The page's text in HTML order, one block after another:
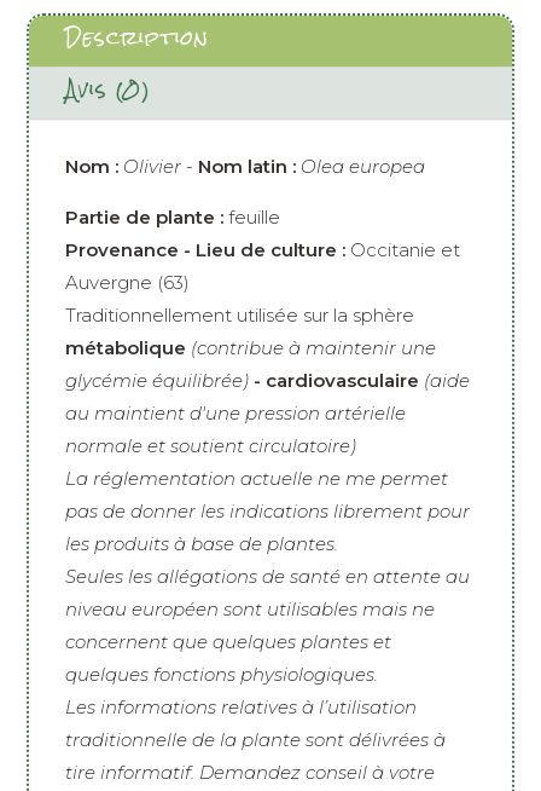
Description
Avis (0)
Nom : Olivier - Nom latin : Olea europea
Partie de plante : feuille
Provenance - Lieu de culture : Occitanie et
Auvergne (63)
Traditionnellement utilisée sur la sphère
métabolique (contribue à maintenir une
glycémie équilibrée) - cardiovasculaire (aide
au maintient d'une pression artérielle
normale et soutient circulatoire)
La réglementation actuelle ne me permet
pas de donner les indications librement pour
les produits à base de plantes.
Seules les allégations de santé en attente au
niveau européen sont utilisables mais ne
concernent que quelques plantes et
quelques fonctions physiologiques.
Les informations relatives à l’utilisation
traditionnelle de la plante sont délivrées à
tire informatif. Demandez conseil à votre